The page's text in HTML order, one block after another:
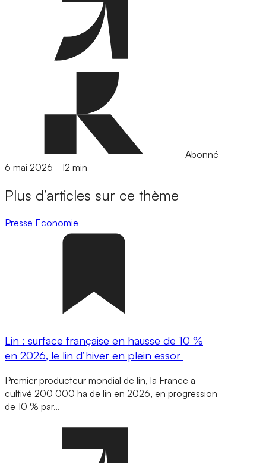
Abonné
6 mai 2026 - 12 min
Plus d’articles sur ce thème
Presse Economie
Lin : surface française en hausse de 10 %
en 2026, le lin d’hiver en plein essor
Premier producteur mondial de lin, la France a
cultivé 200 000 ha de lin en 2026, en progression
de 10 % par…